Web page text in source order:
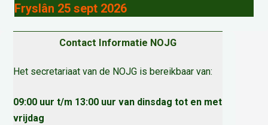
Fryslân 25 sept 2026
Contact Informatie NOJG
Het secretariaat van de NOJG is bereikbaar van:
09:00 uur t/m 13:00 uur van dinsdag tot en met
vrijdag